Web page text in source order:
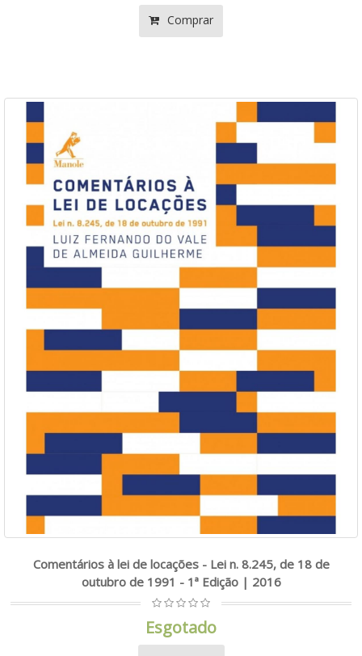
Comprar
Comentários à lei de locações - Lei n. 8.245, de 18 de
outubro de 1991 - 1ª Edição | 2016
Esgotado